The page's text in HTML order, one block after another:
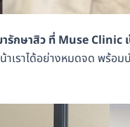
ารักษาสิว ที่ Muse Clinic
าเราได้อย่างหมดจด พร้